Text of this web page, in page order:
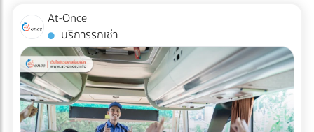
ในโรงงานมาตรฐาน การนำชิ้นส่วนพลาสติกออกจากแม่พิมพ์
(Demolding), การประกอบชิ้นส่วน (Assembly), และ การซีล
บรรจุภัณฑ์ (Sealing) จะต้องดำเนินการให้เสร็จสิ้นภายใน
Cleanroom ทั้งหมด บรรจุภัณฑ์ที่ใช้มักเป็นถุงฟอยล์หรือถุง
Tyvek ที่ได้มาตรฐานการแพทย์ เมื่อซีลปิดผนึกเรียบร้อยแล้ว จึง
จะสามารถนำชิ้นงานนั้นออกจาก Cleanroom สู่คลังสินค้าปกติ
ได้ บทสรุป: ความมั่นใจที่ส่งต่อถึงมือผู้ป่วย การลงทุนสร้างและ
หลายร้อยเท่า 3. ต้นทุนจากการไม่ผ่านมาตรฐานสากล
(Compliance Risks) ในปี 2026 ทั่วโลกหันมาใช้น้ำยาแอร์รักษ์
โลก (Eco-Friendly Refrigerants) ซึ่งมักจะมีแรงดันสูงกว่า
น้ำยาแอร์ยุคเก่า ชิ้นส่วนราคาถูกอาจไม่ได้ถูกออกแบบมาเพื่อ
รองรับสเปกใหม่นี้ ทำให้ไม่ผ่านมาตรฐานความปลอดภัย
นอกจากนี้ หากซัพพลายเออร์ต้นทางไม่มีระบบจัดการสิ่ง
แวดล้อมที่ดี โรงงานก็อาจเผชิญความยากลำบากในการขอใบรับ
การขนส่งผงชาใส่ตู้คอนเทนเนอร์แล้วจบไป เพราะหากขาดการ
บริหารจัดการซัพพลายเชนที่ถูกต้อง สิ่งที่ส่งมาถึงหน้าโรงงาน
อาจกลายเป็นเพียง "ผงชาสีหม่น" ที่สูญเสียทั้งเอกลักษณ์และ
มูลค่า กุญแจสำคัญที่อยู่เบื้องหลังการคงสภาพความสดใหม่ สี
เขียวสว่าง และกลิ่นอูมามิของมัทฉะไว้ได้อย่างสมบูรณ์แบบ คือ
ระบบขนส่งที่เรียกว่า Cold Chain Logistics (ระบบห่วงโซ่ความ
เย็น) ทำไม "มัทฉะ" ถึงต้องการการดูแลระดับพิเศษ? ก่อนจะเข้าใจ
At-Once
บริการรถเช่า